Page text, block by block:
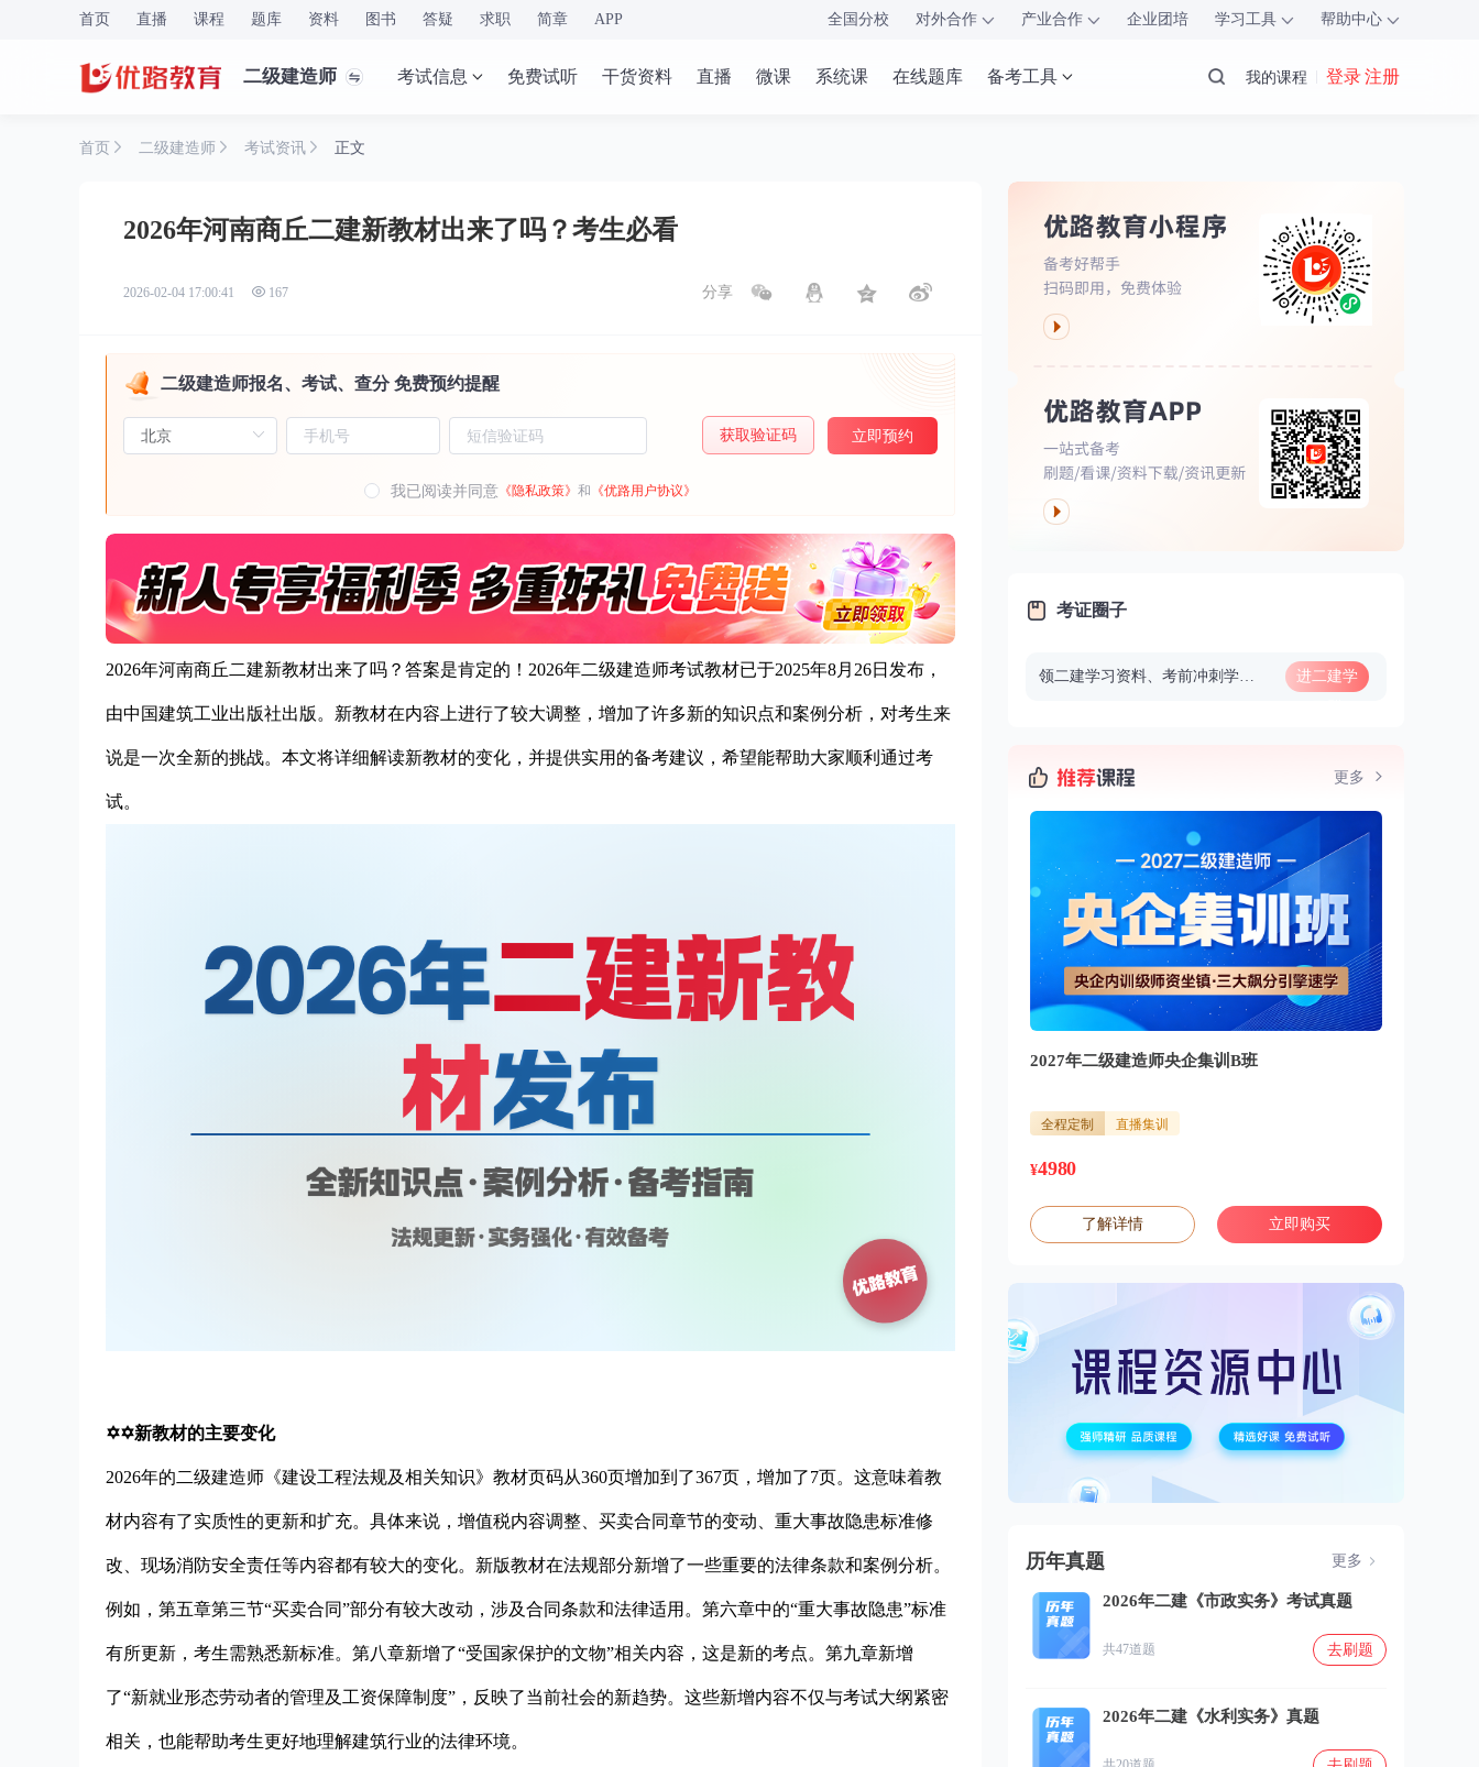
首页 直播 课程 题库 资料 图书 答疑 求职 简章 APP 全国分校 对外合作 产业合作 企业团培 学习工具 帮助中心
二级建造师 考试信息 免费试听 干货资料 直播 微课 系统课 在线题库 备考工具 我的课程 登录 注册
首页 二级建造师 考试资讯 正文
2026年河南商丘二建新教材出来了吗？考生必看
2026-02-04 17:00:41 167 分享
二级建造师报名、考试、查分 免费预约提醒
获取验证码 立即预约
我已阅读并同意 《隐私政策》 和 《优路用户协议》
2026年河南商丘二建新教材出来了吗？答案是肯定的！2026年二级建造师考试教材已于2025年8月26日发布，
由中国建筑工业出版社出版。新教材在内容上进行了较大调整，增加了许多新的知识点和案例分析，对考生来
说是一次全新的挑战。本文将详细解读新教材的变化，并提供实用的备考建议，希望能帮助大家顺利通过考
试。
✡✡新教材的主要变化
2026年的二级建造师《建设工程法规及相关知识》教材页码从360页增加到了367页，增加了7页。这意味着教
材内容有了实质性的更新和扩充。具体来说，增值税内容调整、买卖合同章节的变动、重大事故隐患标准修
改、现场消防安全责任等内容都有较大的变化。新版教材在法规部分新增了一些重要的法律条款和案例分析。
例如，第五章第三节“买卖合同”部分有较大改动，涉及合同条款和法律适用。第六章中的“重大事故隐患”标准
有所更新，考生需熟悉新标准。第八章新增了“受国家保护的文物”相关内容，这是新的考点。第九章新增
了“新就业形态劳动者的管理及工资保障制度”，反映了当前社会的新趋势。这些新增内容不仅与考试大纲紧密
相关，也能帮助考生更好地理解建筑行业的法律环境。
考证圈子
领二建学习资料、考前冲刺学习、考前重要信息通知等
进二建学
更多
2027年二级建造师央企集训B班
全程定制 直播集训
¥4980
了解详情 立即购买
历年真题 更多
2026年二建《市政实务》考试真题
共47道题 去刷题
2026年二建《水利实务》真题